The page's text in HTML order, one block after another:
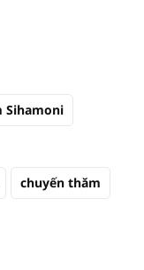
Sihamoni
chuyến thăm